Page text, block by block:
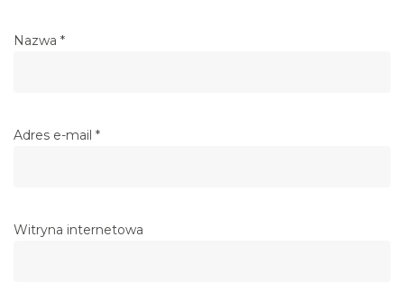
Nazwa *
Adres e-mail *
Witryna internetowa